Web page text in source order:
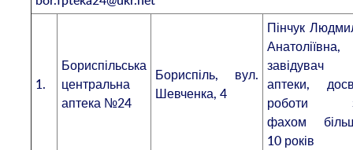
1.
Бориспільська
центральна
аптека №24
Бориспіль, вул.
Шевченка, 4
Пінчук
Анатоліївна,
завідувач
аптеки,
роботи
фахом
10 років